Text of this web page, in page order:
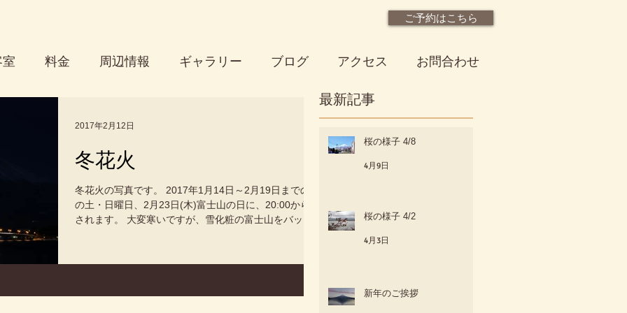
ご予約はこちら
室 料金 周辺情報 ギャラリー ブログ アクセス お問合わせ
冬花火
冬花火の写真です。 2017年1月14日～2月19日までの間
の土・日曜日、2月23日(木)富士山の日に、20:00から催
されます。 大変寒いですが、雪化粧の富士山をバック
2017年2月12日
最新記事
桜の様子 4/8
4月9日
桜の様子 4/2
4月3日
新年のご挨拶